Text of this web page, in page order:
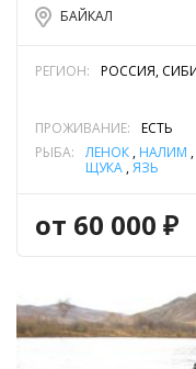
БАЙКАЛ
РЕГИОН: РОССИЯ,
ПРОЖИВАНИЕ:
ЕСТЬ
РЫБА:
ЛЕНОК , НАЛИМ ,
ЩУКА ,ЯЗЬ
от 60 000 ₽